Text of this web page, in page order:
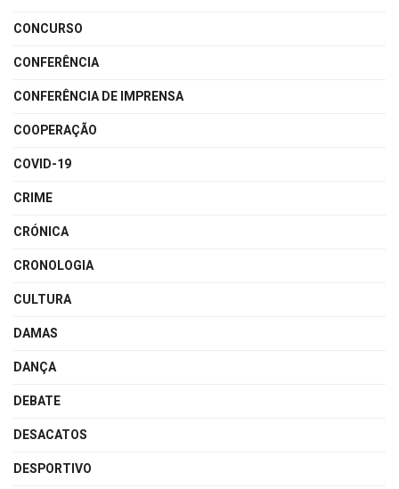
CONCURSO
CONFERÊNCIA
CONFERÊNCIA DE IMPRENSA
COOPERAÇÃO
COVID-19
CRIME
CRÓNICA
CRONOLOGIA
CULTURA
DAMAS
DANÇA
DEBATE
DESACATOS
DESPORTIVO